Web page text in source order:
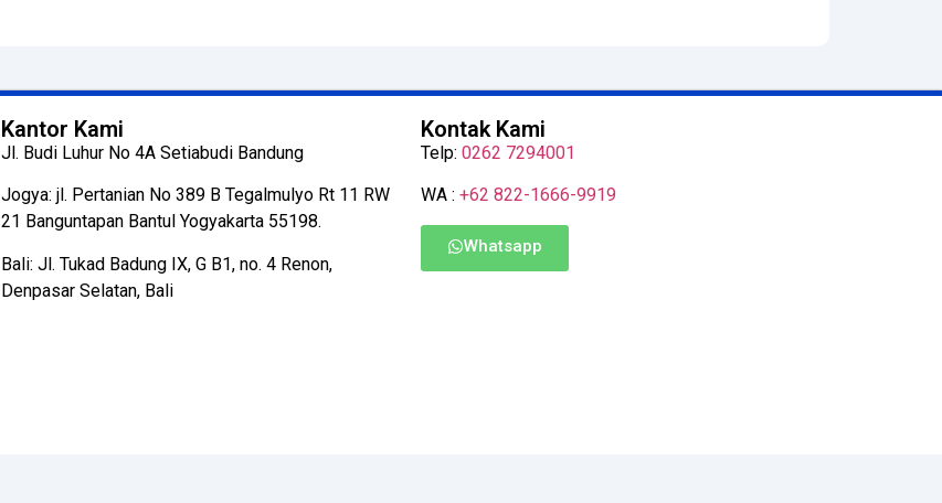
Kantor Kami
Jl. Budi Luhur No 4A Setiabudi Bandung
Jogya: jl. Pertanian No 389 B Tegalmulyo Rt 11 RW
21 Banguntapan Bantul Yogyakarta 55198.
Bali: Jl. Tukad Badung IX, G B1, no. 4 Renon,
Denpasar Selatan, Bali
Kontak Kami
Telp: 0262 7294001
WA : +62 822-1666-9919
Whatsapp